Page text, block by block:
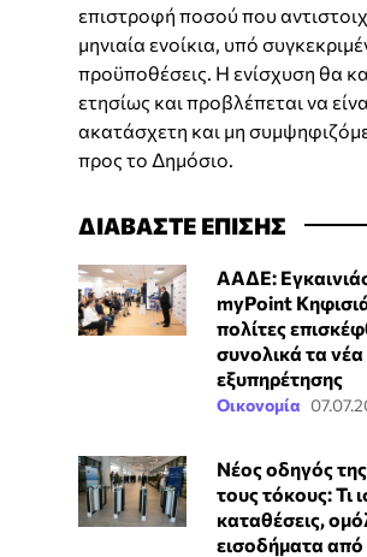
επιστροφή ποσού που
μηνιαία ενοίκια, υπό
προϋποθέσεις. Η ενίσχυση θα
ετησίως και προβλέπεται να
ακατάσχετη και μη
προς το Δημόσιο.
ΔΙΑΒΑΣΤΕ ΕΠΙΣΗΣ
ΑΑΔΕ:
myPoint
πολίτες
συνολικά τα νέα
εξυπηρέτησης
Οικονομία
Νέος οδηγός
τους τόκους: Τι
καταθέσεις,
εισοδήματα από